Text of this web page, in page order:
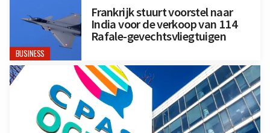
BUSINESS
Frankrijk stuurt voorstel naar
India voor de verkoop van 114
Rafale-gevechtsvliegtuigen